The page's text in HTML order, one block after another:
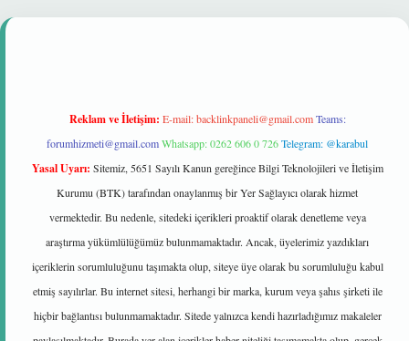
güvenilir mi
Reklam ve İletişim: E-mail:backlinkpaneli@gmail.com Teams:
forumhizmeti@gmail.comWhatsapp: 0262 606 0 726Telegram: @karabul
Yasal Uyarı: Sitemiz, 5651 Sayılı Kanun gereğince Bilgi Teknolojileri ve İletişim
Kurumu (BTK) tarafından onaylanmış bir Yer Sağlayıcı olarak hizmet
vermektedir. Bu nedenle, sitedeki içerikleri proaktif olarak denetleme veya
araştırma yükümlülüğümüz bulunmamaktadır. Ancak, üyelerimiz yazdıkları
içeriklerin sorumluluğunu taşımakta olup, siteye üye olarak bu sorumluluğu kabul
etmiş sayılırlar. Bu internet sitesi, herhangi bir marka, kurum veya şahıs şirketi ile
hiçbir bağlantısı bulunmamaktadır. Sitede yalnızca kendi hazırladığımız makaleler